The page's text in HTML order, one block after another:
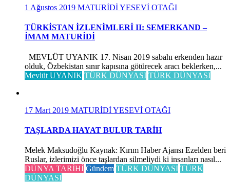
1 Ağustos 2019 MATURİDİ YESEVİ OTAĞI
TÜRKİSTAN İZLENİMLERİ II: SEMERKAND –
İMAM MATURİDİ
MEVLÜT UYANIK 17. Nisan 2019 sabahı erkenden hazır
olduk, Özbekistan sınır kapısına götürecek aracı beklerken,...
Mevlüt UYANIK TÜRK DÜNYASI TÜRK DÜNYASI
17 Mart 2019 MATURİDİ YESEVİ OTAĞI
TAŞLARDA HAYAT BULUR TARİH
Melek Maksudoğlu Kaynak: Kırım Haber Ajansı Ezelden beri
Ruslar, izlerimizi önce taşlardan silmeliydi ki insanları nasıl...
DÜNYA TARİHİ Gündem TÜRK DÜNYASI TÜRK
DÜNYASI